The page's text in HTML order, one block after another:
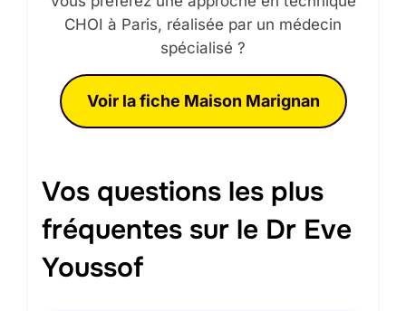
CHOI à Paris, réalisée par un médecin
spécialisé ?
Voir la fiche Maison Marignan
Vos questions les plus
fréquentes sur le Dr Eve
Youssof